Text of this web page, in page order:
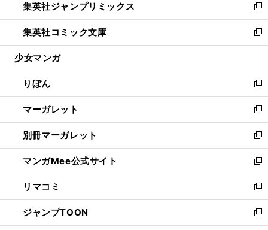
く
で
開
く
ド
ウ
で
開
ィ
ン
ド
ウ
開
く
い
ウ
ィ
ン
ウ
で
開
く
集英社ジャンプリミックス
新
し
い
ウ
ン
ド
ウ
で
開
く
集英社コミック文庫
新
し
ウ
ィ
ン
ド
ウ
で
開
く
少女マンガ
りぼん
新
し
い
ウ
ィ
ン
ド
ウ
で
開
く
マーガレット
新
し
い
ウ
ィ
ン
ド
ウ
で
開
別冊マーガレット
新
し
い
ウ
ィ
ン
ド
ウ
マンガMee公式サイト
新
し
い
ウ
ィ
ン
リマコミ
新
し
い
ウ
ジャンプTOON
新
し